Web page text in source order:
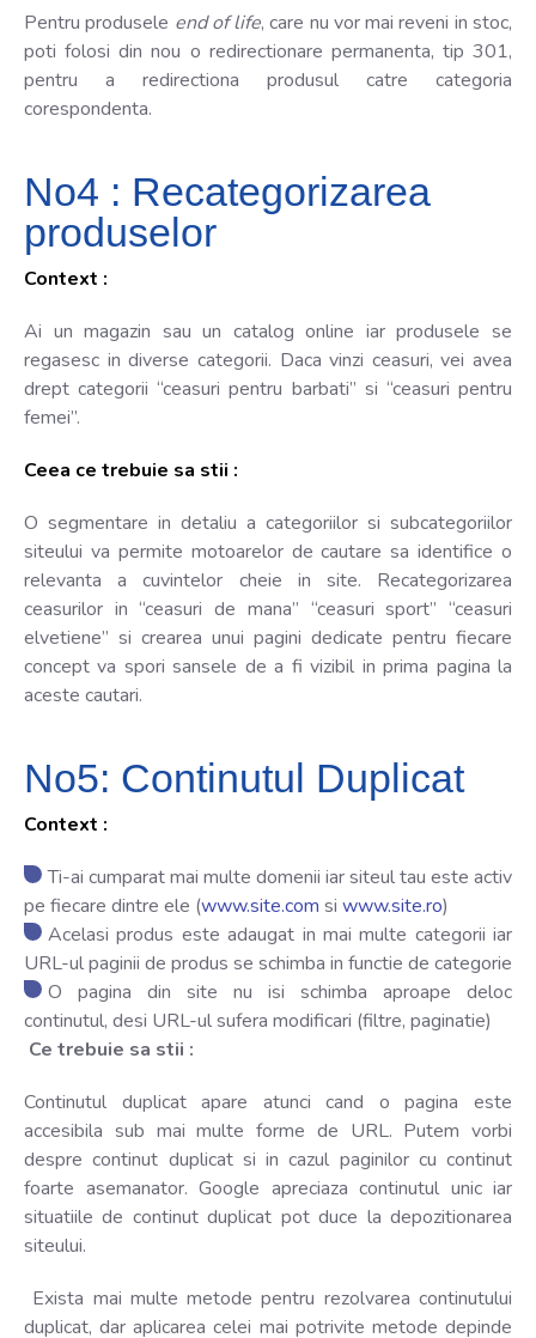
Pentru produsele end of life, care nu vor mai reveni in stoc,
poti folosi din nou o redirectionare permanenta, tip 301,
pentru a redirectiona produsul catre categoria
corespondenta.
No4 : Recategorizarea
produselor
Context :
Ai un magazin sau un catalog online iar produsele se
regasesc in diverse categorii. Daca vinzi ceasuri, vei avea
drept categorii “ceasuri pentru barbati” si “ceasuri pentru
femei”.
Ceea ce trebuie sa stii :
O segmentare in detaliu a categoriilor si subcategoriilor
siteului va permite motoarelor de cautare sa identifice o
relevanta a cuvintelor cheie in site. Recategorizarea
ceasurilor in “ceasuri de mana” “ceasuri sport” “ceasuri
elvetiene” si crearea unui pagini dedicate pentru fiecare
concept va spori sansele de a fi vizibil in prima pagina la
aceste cautari.
No5: Continutul Duplicat
Context :
Ti-ai cumparat mai multe domenii iar siteul tau este activ
pe fiecare dintre ele (www.site.com si www.site.ro)
Acelasi produs este adaugat in mai multe categorii iar
URL-ul paginii de produs se schimba in functie de categorie
O pagina din site nu isi schimba aproape deloc
continutul, desi URL-ul sufera modificari (filtre, paginatie)
Ce trebuie sa stii :
Continutul duplicat apare atunci cand o pagina este
accesibila sub mai multe forme de URL. Putem vorbi
despre continut duplicat si in cazul paginilor cu continut
foarte asemanator. Google apreciaza continutul unic iar
situatiile de continut duplicat pot duce la depozitionarea
siteului.
Exista mai multe metode pentru rezolvarea continutului
duplicat, dar aplicarea celei mai potrivite metode depinde